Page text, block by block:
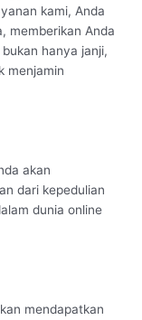
kami, Anda
memberikan Anda
hanya janji,
menjamin
akan
dari kepedulian
dunia online
mendapatkan